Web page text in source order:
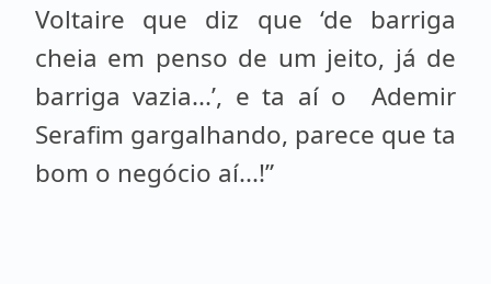
Voltaire que diz que ‘de barriga
cheia em penso de um jeito, já de
barriga vazia...’, e ta aí o Ademir
Serafim gargalhando, parece que ta
bom o negócio aí...!”